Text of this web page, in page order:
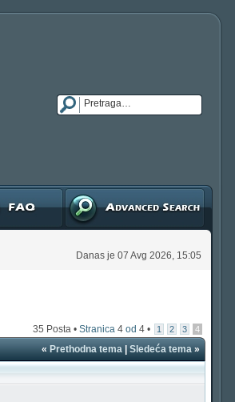
Napredna pretraga
Danas je 07 Avg 2026, 15:05
35 Posta • Stranica 4 od 4 • 1 2 3 4
«Prethodna tema|Sledeća tema»